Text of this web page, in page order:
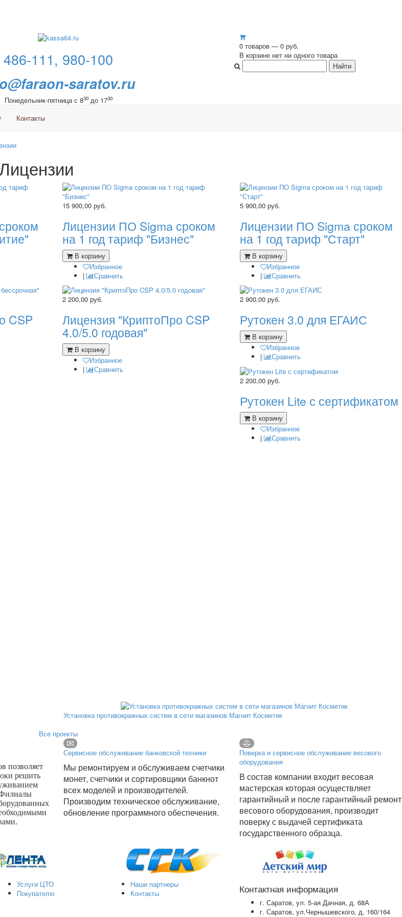
486-111, 980-100
saratov.ru
Понедельник-пятница с 830до 1730
0 товаров — 0 руб.
В корзине нет ни одного товара
Контакты
15 900,00 руб.
Лицензии ПО Sigma сроком
на 1 год тариф "Бизнес"
В корзину
Избранное
|
Сравнить
5 900,00 руб.
Лицензии ПО Sigma сроком
на 1 год тариф "Старт"
В корзину
Избранное
|
Сравнить
CSP
2 200,00 руб.
Лицензия "КриптоПро CSP
4.0/5.0 годовая"
В корзину
Избранное
|
Сравнить
2 900,00 руб.
Рутокен 3.0 для ЕГАИС
В корзину
Избранное
|
Сравнить
2 200,00 руб.
Рутокен Lite с сертификатом
В корзину
Избранное
|
Сравнить
Установка противокражных систем в сети магазинов Магнит Косметик
Все проекты
позволяет
решить
Филиалы
Сервисное обслуживание банковской техники
Мы ремонтируем и обслуживаем счетчики
монет, счетчики и сортировщики банкнот
всех моделей и производителей.
Производим техническое обслуживание,
обновление программного обеспечения.
Поверка и сервисное обслуживание весового
оборудования
В состав компании входит весовая
мастерская которая осуществляет
гарантийный и после гарантийный ремонт
весового оборудования, производит
поверку с выдачей сертификата
государственного образца.
Услуги ЦТО
Наши партнеры
Покупателю Контакты Контактная информация
г. Саратов, ул. 5-ая Дачная, д. 68А
г. Саратов, ул.Чернышевского, д. 160/164